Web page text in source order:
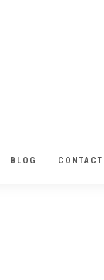
BLOG CONTACT